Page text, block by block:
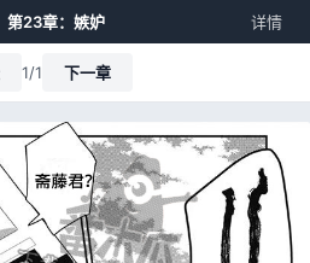
第23章：嫉妒 详情
1/1 下一章